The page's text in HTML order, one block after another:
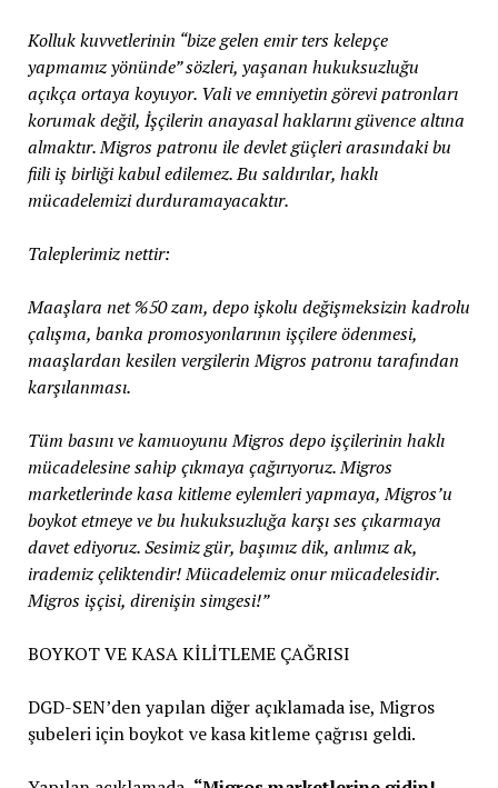
Kolluk kuvvetlerinin “bize gelen emir ters kelepçe
yapmamız yönünde” sözleri, yaşanan hukuksuzluğu
açıkça ortaya koyuyor. Vali ve emniyetin görevi patronları
korumak değil, İşçilerin anayasal haklarını güvence altına
almaktır. Migros patronu ile devlet güçleri arasındaki bu
fiili iş birliği kabul edilemez. Bu saldırılar, haklı
mücadelemizi durduramayacaktır.
Taleplerimiz nettir:
Maaşlara net %50 zam, depo işkolu değişmeksizin kadrolu
çalışma, banka promosyonlarının işçilere ödenmesi,
maaşlardan kesilen vergilerin Migros patronu tarafından
karşılanması.
Tüm basını ve kamuoyunu Migros depo işçilerinin haklı
mücadelesine sahip çıkmaya çağırıyoruz. Migros
marketlerinde kasa kitleme eylemleri yapmaya, Migros’u
boykot etmeye ve bu hukuksuzluğa karşı ses çıkarmaya
davet ediyoruz. Sesimiz gür, başımız dik, anlımız ak,
irademiz çeliktendir! Mücadelemiz onur mücadelesidir.
Migros işçisi, direnişin simgesi!”
BOYKOT VE KASA KİLİTLEME ÇAĞRISI
DGD-SEN’den yapılan diğer açıklamada ise, Migros
şubeleri için boykot ve kasa kitleme çağrısı geldi.